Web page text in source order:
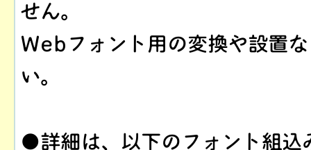
せん。
Webフォント用の変換や設置
い。
●詳細は、以下のフォント組込